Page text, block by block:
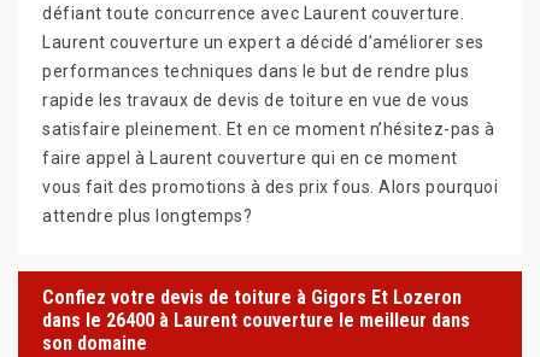
défiant toute concurrence avec Laurent couverture.
Laurent couverture un expert a décidé d’améliorer ses
performances techniques dans le but de rendre plus
rapide les travaux de devis de toiture en vue de vous
satisfaire pleinement. Et en ce moment n’hésitez-pas à
faire appel à Laurent couverture qui en ce moment
vous fait des promotions à des prix fous. Alors pourquoi
attendre plus longtemps?
Confiez votre devis de toiture à Gigors Et Lozeron
dans le 26400 à Laurent couverture le meilleur dans
son domaine